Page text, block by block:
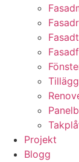
Projekt
Blogg